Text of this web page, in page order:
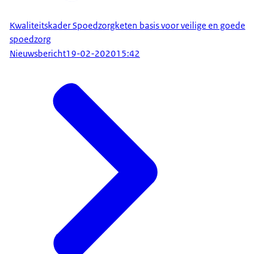
Kwaliteitskader Spoedzorgketen basis voor veilige en goede
spoedzorg
Nieuwsbericht19-02-202015:42